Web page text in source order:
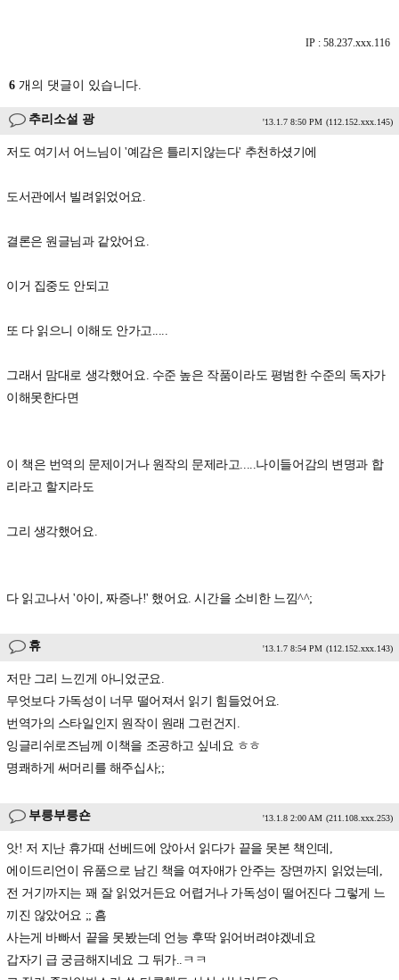
IP : 58.237.xxx.116
6 개의 댓글이 있습니다.
추리소설 광 '13.1.7 8:50 PM (112.152.xxx.145)
저도 여기서 어느님이 '예감은 틀리지않는다' 추천하셨기에
도서관에서 빌려읽었어요.
결론은 원글님과 같았어요.
이거 집중도 안되고
또 다 읽으니 이해도 안가고.....
그래서 맘대로 생각했어요. 수준 높은 작품이라도 평범한 수준의 독자가
이해못한다면
이 책은 번역의 문제이거나 원작의 문제라고.....나이들어감의 변명과 합
리라고 할지라도
그리 생각했어요.
다 읽고나서 '아이, 짜증나!' 했어요. 시간을 소비한 느낌^^;
휴 '13.1.7 8:54 PM (112.152.xxx.143)
저만 그리 느낀게 아니었군요.
무엇보다 가독성이 너무 떨어져서 읽기 힘들었어요.
번역가의 스타일인지 원작이 원래 그런건지.
잉글리쉬로즈님께 이책을 조공하고 싶네요 ㅎㅎ
명쾌하게 써머리를 해주십사;;
부릉부릉숀 '13.1.8 2:00 AM (211.108.xxx.253)
앗! 저 지난 휴가때 선베드에 앉아서 읽다가 끝을 못본 책인데,
에이드리언이 유품으로 남긴 책을 여자애가 안주는 장면까지 읽었는데,
전 거기까지는 꽤 잘 읽었거든요 어렵거나 가독성이 떨어진다 그렇게 느
끼진 않았어요 ;; 흠
사는게 바빠서 끝을 못봤는데 언능 후딱 읽어버려야겠네요
갑자기 급 궁금해지네요 그 뒤가..ㅋㅋ